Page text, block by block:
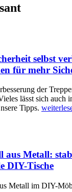
selbst
für mehr
der
lässt sich auch
Tipps.
aus Metall:
DIY-Tische
Metall im DIY-